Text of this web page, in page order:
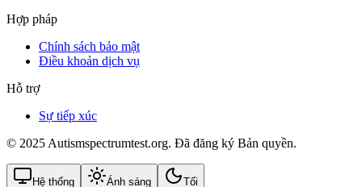
Hợp pháp
Chính sách bảo mật
Điều khoản dịch vụ
Hỗ trợ
Sự tiếp xúc
© 2025 Autismspectrumtest.org. Đã đăng ký Bản quyền.
Hệ thống Ánh sáng Tối